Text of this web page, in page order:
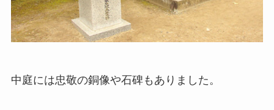
中庭には忠敬の銅像や石碑もありました。